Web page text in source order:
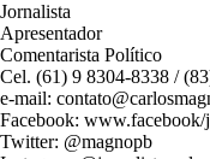
Jornalista
Apresentador
Comentarista Político
Cel. (61) 9 8304-8338 /
e-mail:
Facebook: www.facebook/
Twitter: @magnopb